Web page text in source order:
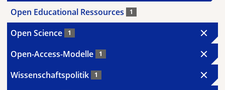
Open Educational Ressources 1
Open Science 1
Open-Access-Modelle 1
Wissenschaftspolitik 1